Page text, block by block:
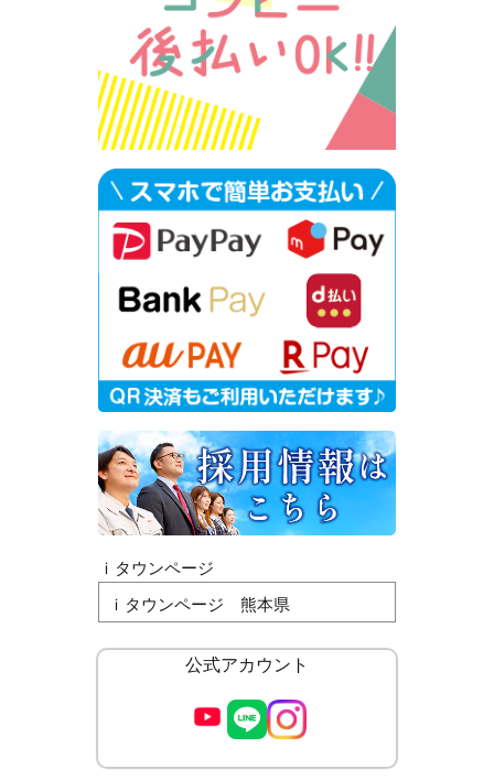
ｉタウンページ
ｉタウンページ 熊本県
公式アカウント